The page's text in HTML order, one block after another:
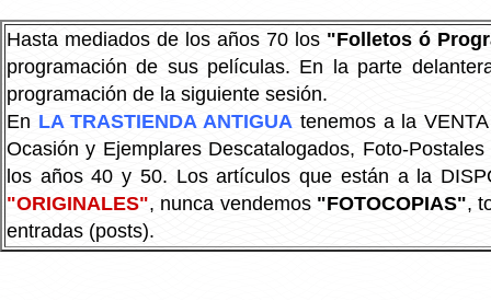
Hasta mediados de los años 70 los "Folletos ó
programación de sus películas. En la parte
programación de la siguiente sesión.
En LA TRASTIENDA ANTIGUA tenemos a la
Ocasión y Ejemplares Descatalogados, Foto-
los años 40 y 50. Los artículos que están a la
"ORIGINALES", nunca vendemos "FOTOCOPIAS",
entradas (posts).